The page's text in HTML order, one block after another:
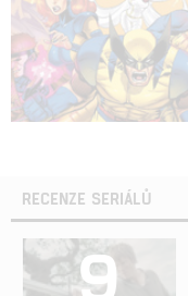
RECENZE SERIÁLŮ
9